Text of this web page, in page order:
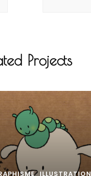
Projects
ILLUSTRATION